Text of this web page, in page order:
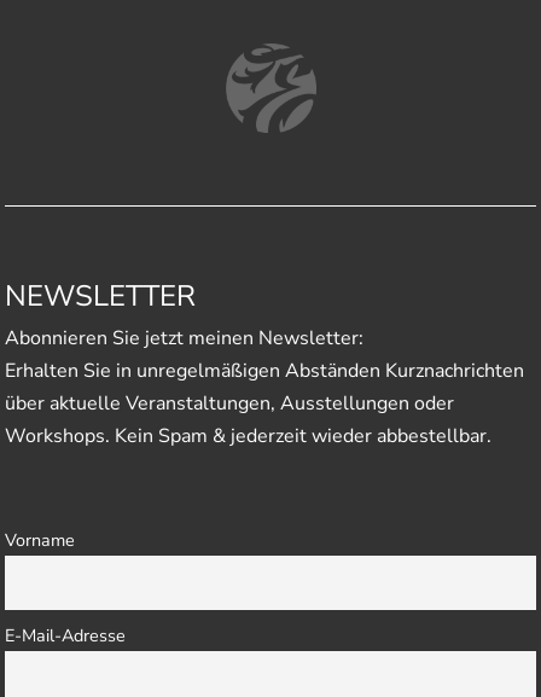
NEWSLETTER
Abonnieren Sie jetzt meinen Newsletter:
Erhalten Sie in unregelmäßigen Abständen Kurznachrichten
über aktuelle Veranstaltungen, Ausstellungen oder
Workshops. Kein Spam & jederzeit wieder abbestellbar.
Vorname
E-Mail-Adresse